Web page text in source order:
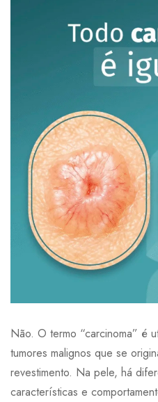
Não. O termo “carcinoma” é
tumores malignos que se
revestimento. Na pele, há
características e